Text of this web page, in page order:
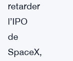
retarder
l’IPO
de
SpaceX,